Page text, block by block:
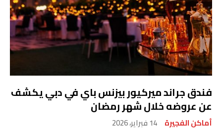
فندق جراند ميركيور بيزنس باي في دبي يكشف
عن عروضه خلال شهر رمضان
أماكن الفجيرة 14 فبراير، 2026